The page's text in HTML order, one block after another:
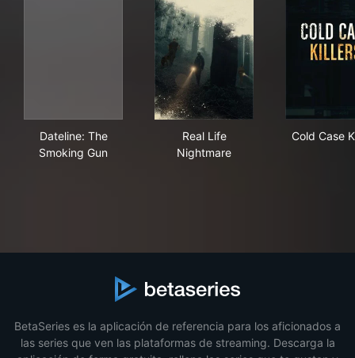
Dateline: The
Smoking Gun
Real Life
Nightmare
Cold Case
BetaSeries es la aplicación de referencia para los aficionados a
las series que ven las plataformas de streaming. Descarga la